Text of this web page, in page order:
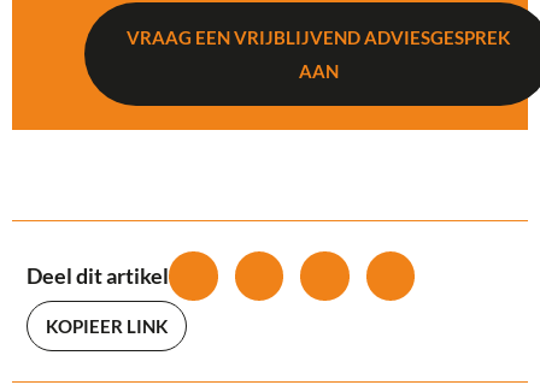
VRAAG EEN VRIJBLIJVEND ADVIESGESPREK
AAN
Deel dit artikel
KOPIEER LINK